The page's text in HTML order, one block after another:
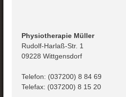
Physiotherapie Müller
Rudolf-Harlaß-Str. 1
09228 Wittgensdorf
Telefon: (037200) 8 84 69
Telefax: (037200) 8 15 20